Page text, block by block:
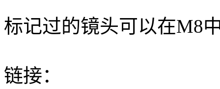
标记过的镜头可以在M8
链接：